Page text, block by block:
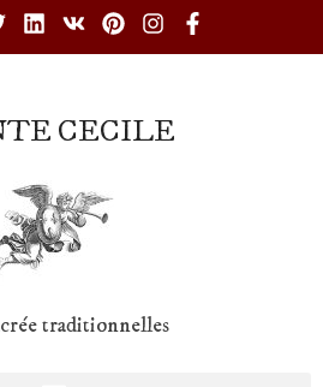
CECILE
traditionnelles